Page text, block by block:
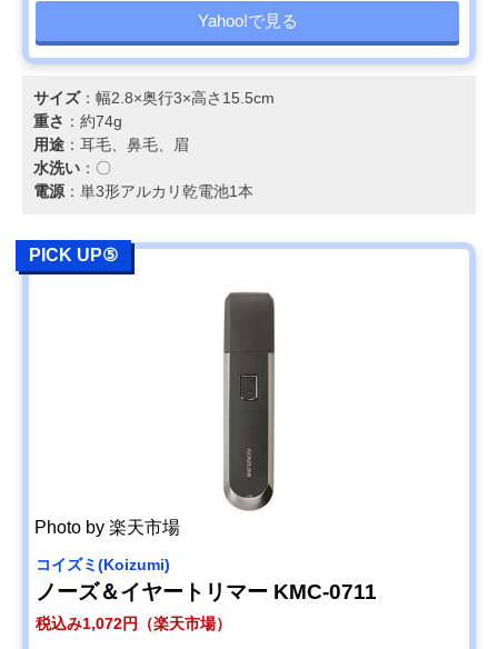
Yahoo!で見る
サイズ：幅2.8×奥行3×高さ15.5cm
重さ ：約74g
用途 ：耳毛、鼻毛、眉
水洗い ：〇
電源 ：単3形アルカリ乾電池1本
PICK UP⑤
Photo by 楽天市場
コイズミ(Koizumi)
ノーズ＆イヤートリマー KMC-0711
税込み1,072円（楽天市場）